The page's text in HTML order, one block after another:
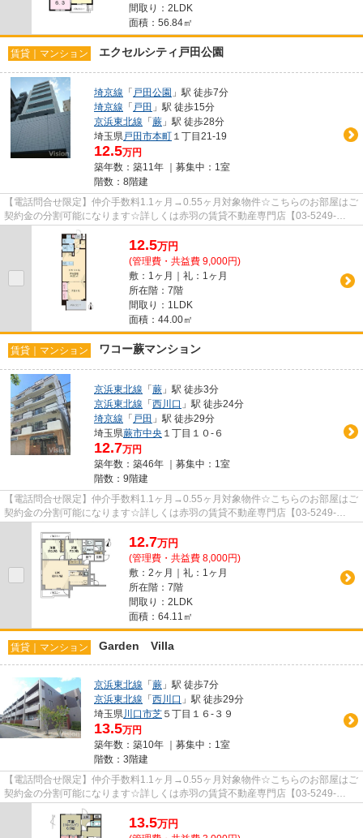
間取り：2LDK
面積：56.84㎡
賃貸｜マンション エクセルシティ戸田公園
埼京線 「 戸田公園 」駅 徒歩7分
埼京線 「 戸田 」駅 徒歩15分
京浜東北線 「蕨 」駅 徒歩28分
埼玉県戸田市本町 １丁目21-19
12.5万円
築年数：築11年 ｜募集中： 1室
階数：8階建
【電話問合せ限定】仲介手数料1.1ヶ月→0.55ヶ月対象物件☆こちらのお部屋はご
契約金の分割可能になります☆詳しくは赤羽の賃貸不動産専門店【03-5249-
4177】VISION赤羽店までご連絡下さ...
12.5万円
(管理費・共益費 9,000円)
敷：1ヶ月｜礼：1ヶ月
所在階：7階
間取り：1LDK
面積：44.00㎡
賃貸｜マンション ワコー蕨マンション
京浜東北線 「蕨 」駅 徒歩3分
京浜東北線 「西川口 」駅 徒歩24分
埼京線 「 戸田 」駅 徒歩29分
埼玉県蕨市中央 １丁目１０-６
12.7万円
築年数：築46年 ｜募集中： 1室
階数：9階建
【電話問合せ限定】仲介手数料1.1ヶ月→0.55ヶ月対象物件☆こちらのお部屋はご
契約金の分割可能になります☆詳しくは赤羽の賃貸不動産専門店【03-5249-
4177】VISION赤羽店までご連絡下さ...
12.7万円
(管理費・共益費 8,000円)
敷：2ヶ月｜礼：1ヶ月
所在階：7階
間取り：2LDK
面積：64.11㎡
賃貸｜マンション Garden Villa
京浜東北線 「蕨 」駅 徒歩7分
京浜東北線 「西川口 」駅 徒歩29分
埼玉県川口市芝 ５丁目１６-３９
13.5万円
築年数：築10年 ｜募集中： 1室
階数：3階建
【電話問合せ限定】仲介手数料1.1ヶ月→0.55ヶ月対象物件☆こちらのお部屋はご
契約金の分割可能になります☆詳しくは赤羽の賃貸不動産専門店【03-5249-
4177】VISION赤羽店までご連絡下さ...
13.5万円